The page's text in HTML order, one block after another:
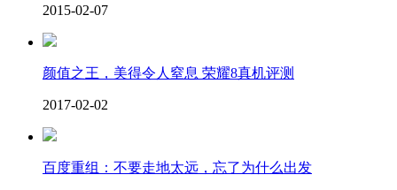
2015-02-07
颜值之王，美得令人窒息 荣耀8真机评测
2017-02-02
百度重组：不要走地太远，忘了为什么出发